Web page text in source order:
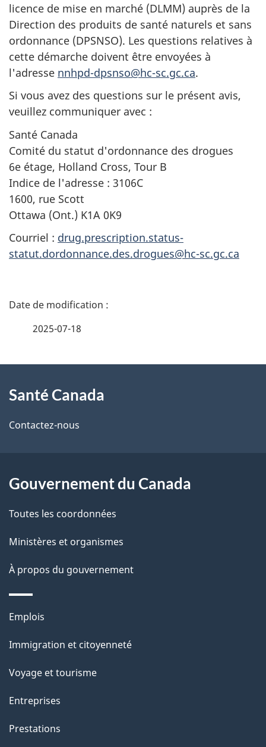
licence de mise en marché (DLMM) auprès de la
Direction des produits de santé naturels et sans
ordonnance (DPSNSO). Les questions relatives à
cette démarche doivent être envoyées à
l'adresse nnhpd-dpsnso@hc-sc.gc.ca.
Si vous avez des questions sur le présent avis,
veuillez communiquer avec :
Santé Canada
Comité du statut d'ordonnance des drogues
6e étage, Holland Cross, Tour B
Indice de l'adresse : 3106C
1600, rue Scott
Ottawa (Ont.) K1A 0K9
Courriel : drug.prescription.status-
statut.dordonnance.des.drogues@hc-sc.gc.ca
D
i
l
d
e
p
a
2025-07-18
propos
de
site
Santé Canada
Contactez-nous
Gouvernement du Canada
Toutes les coordonnées
Ministères et organismes
À propos du gouvernement
Thèmes
sujets
Emplois
Immigration et citoyenneté
Voyage et tourisme
Entreprises
Prestations